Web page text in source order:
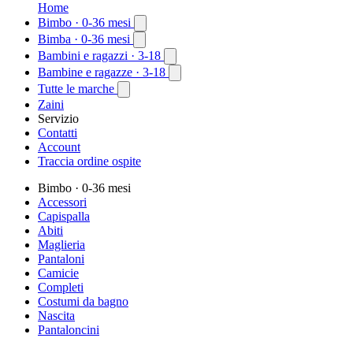
Home
Bimbo · 0-36 mesi
Bimba · 0-36 mesi
Bambini e ragazzi · 3-18
Bambine e ragazze · 3-18
Tutte le marche
Zaini
Servizio
Contatti
Account
Traccia ordine ospite
Bimbo · 0-36 mesi
Accessori
Capispalla
Abiti
Maglieria
Pantaloni
Camicie
Completi
Costumi da bagno
Nascita
Pantaloncini